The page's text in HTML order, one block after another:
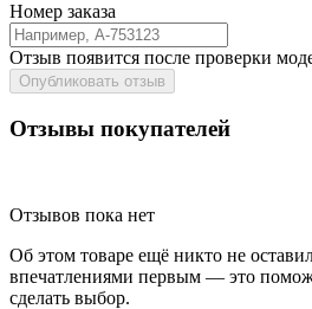
Номер заказа
Отзыв появится после проверки
Опубликовать отзыв
Отзывы покупателей
Отзывов пока нет
Об этом товаре ещё никто не
впечатлениями первым — это
сделать выбор.